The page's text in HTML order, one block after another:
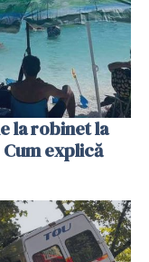
la robinet la
explică